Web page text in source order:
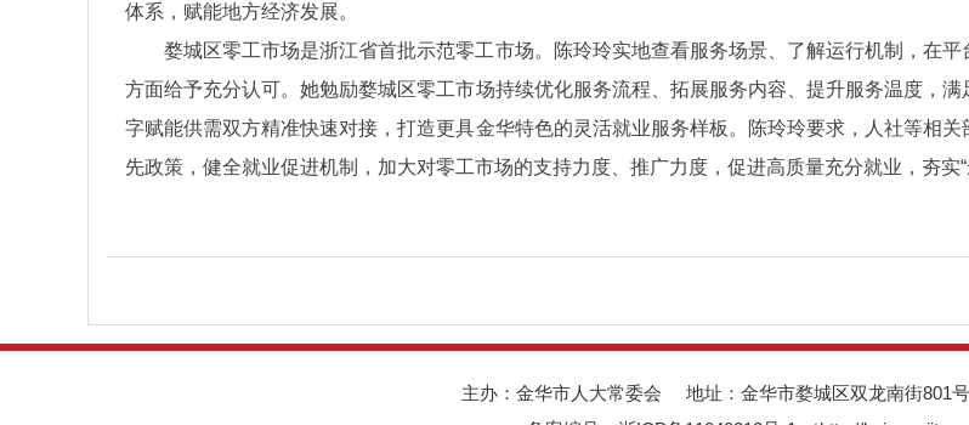
体系，赋能地方经济发展。
婺城区零工市场是浙江省首批示范零工市场。陈玲玲实地查看服务场景、了解运行机制，在
方面给予充分认可。她勉励婺城区零工市场持续优化服务流程、拓展服务内容、提升服务温度，
字赋能供需双方精准快速对接，打造更具金华特色的灵活就业服务样板。陈玲玲要求，人社等相
先政策，健全就业促进机制，加大对零工市场的支持力度、推广力度，促进高质量充分就业，夯实“
主办：金华市人大常委会 地址：金华市婺城区双龙南街801号